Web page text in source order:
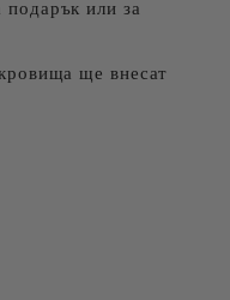
подарък или за
ще внесат